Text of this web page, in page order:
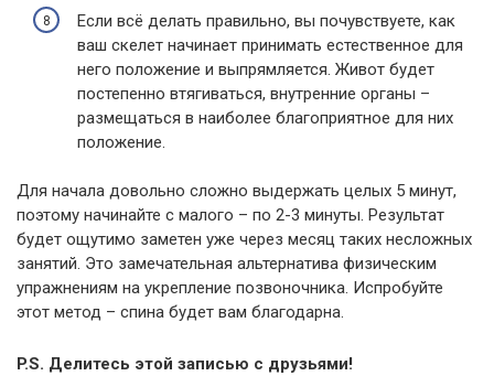
Если всё делать правильно, вы почувствуете, как
ваш скелет начинает принимать естественное для
него положение и выпрямляется. Живот будет
постепенно втягиваться, внутренние органы –
размещаться в наиболее благоприятное для них
положение.
Для начала довольно сложно выдержать целых 5 минут,
поэтому начинайте с малого – по 2-3 минуты. Результат
будет ощутимо заметен уже через месяц таких несложных
занятий. Это замечательная альтернатива физическим
упражнениям на укрепление позвоночника. Испробуйте
этот метод – спина будет вам благодарна.
P.S. Делитесь этой записью с друзьями!